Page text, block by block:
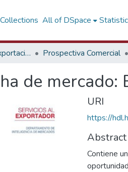
All of DSpace
Promoción de las Exportaciones Prospectiva Comercial
de mercado:
URI
https://
Abstract
Contiene